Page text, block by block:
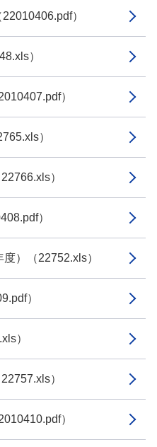
）
）
）
）
）
）
）（22752.xls）
）
）
）
）